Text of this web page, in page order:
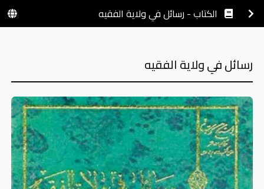
الكتاب - رسائل في ولاية الفقيه
رسائل في ولاية الفقيه